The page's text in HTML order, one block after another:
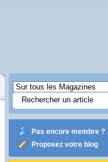
Pas encore membre ?
Proposez votre blog